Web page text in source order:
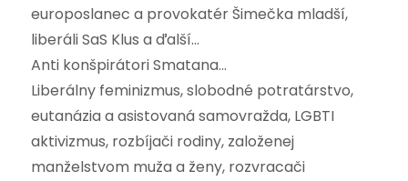
europoslanec a provokatér Šimečka mladší,
liberáli SaS Klus a ďalší…
Anti konšpirátori Smatana…
Liberálny feminizmus, slobodné potratárstvo,
eutanázia a asistovaná samovražda, LGBTI
aktivizmus, rozbíjači rodiny, založenej
manželstvom muža a ženy, rozvracači